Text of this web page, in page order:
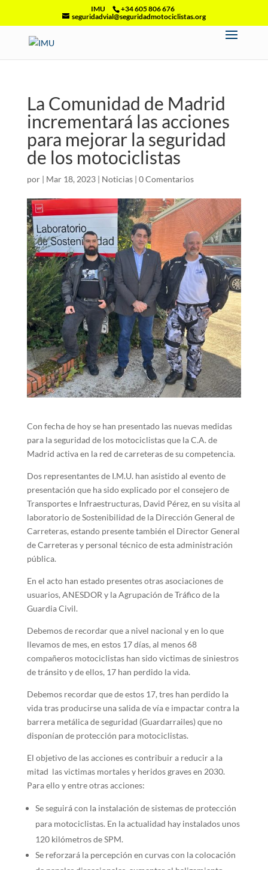
IMU
+34 605 806 676
seguridadvial@seguridadmotociclistas.org
La Comunidad de Madrid
incrementará las acciones
para mejorar la seguridad
de los motociclistas
por | Mar 18, 2023| Noticias| 0 Comentarios
Con fecha de hoy se han presentado las nuevas medidas
para la seguridad de los motociclistas que la C.A. de
Madrid activa en la red de carreteras de su competencia.
Dos representantes de I.M.U. han asistido al evento de
presentación que ha sido explicado por el consejero de
Transportes e Infraestructuras, David Pérez, en su visita al
laboratorio de Sostenibilidad de la Dirección General de
Carreteras, estando presente también el Director General
de Carreteras y personal técnico de esta administración
pública.
En el acto han estado presentes otras asociaciones de
usuarios, ANESDOR y la Agrupación de Tráfico de la
Guardia Civil.
Debemos de recordar que a nivel nacional y en lo que
llevamos de mes, en estos 17 días, al menos 68
compañeros motociclistas han sido victimas de siniestros
de tránsito y de ellos, 17 han perdido la vida.
Debemos recordar que de estos 17, tres han perdido la
vida tras producirse una salida de vía e impactar contra la
barrera metálica de seguridad (Guardarrailes) que no
disponían de protección para motociclistas.
El objetivo de las acciones es contribuir a reducir a la
mitad las victimas mortales y heridos graves en 2030.
Para ello y entre otras acciones:
Se seguirá con la instalación de sistemas de protección
para motociclistas. En la actualidad hay instalados unos
120 kilómetros de SPM.
Se reforzará la percepción en curvas con la colocación